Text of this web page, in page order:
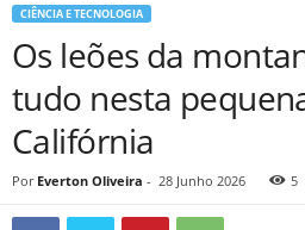
CIÊNCIA E TECNOLOGIA
Os leões da
tudo nesta
Califórnia
Por Everton Oliveira - 28 Junho 2026 5